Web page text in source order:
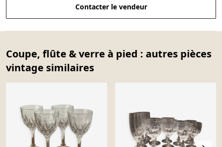
Contacter le vendeur
Coupe, flûte & verre à pied : autres pièces
vintage similaires